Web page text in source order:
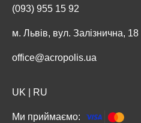
(093) 955 15 92
м. Львів, вул. Залізнична, 18
office@acropolis.ua
UK RU
Ми приймаємо: